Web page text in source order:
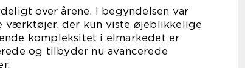
over årene. I begyndelsen var
værktøjer, der kun viste øjeblikkelige
kompleksitet i elmarkedet er
og tilbyder nu avancerede